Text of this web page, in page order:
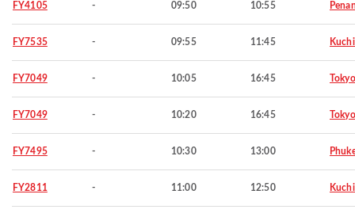
FY4105 - 09:50 10:55
FY7535 - 09:55 11:45
FY7049 - 10:05 16:45 Tokyo
FY7049 - 10:20 16:45 Tokyo
FY7495 - 10:30 13:00
FY2811 - 11:00 12:50